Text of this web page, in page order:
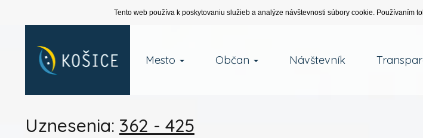
Tento web používa k poskytovaniu služieb a analýze návštevnosti súbory cookie. Používaním
Mesto Občan Návštevník
Uznesenia: 362 - 425